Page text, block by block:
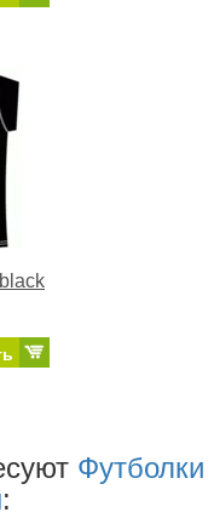
Футболки
: